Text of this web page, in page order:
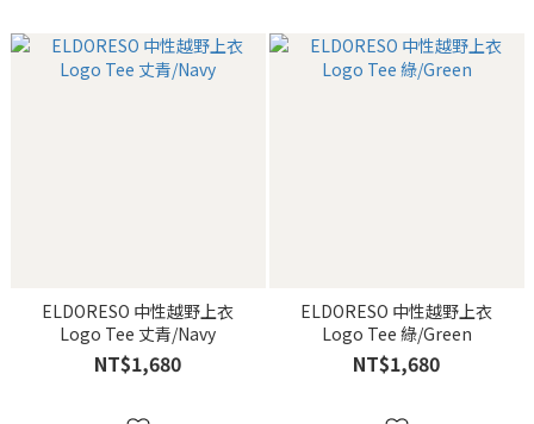
ELDORESO 中性越野上衣
Logo Tee 丈青/Navy
NT$1,680
ELDORESO 中性越野上衣
Logo Tee 綠/Green
NT$1,680